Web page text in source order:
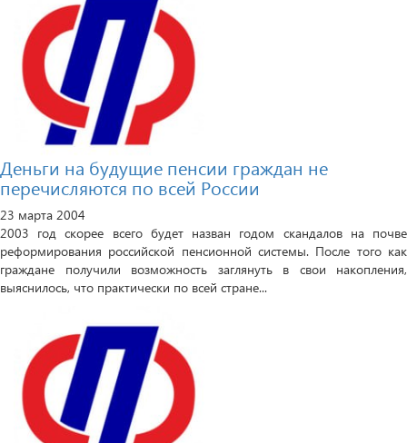
Деньги на будущие пенсии граждан не
перечисляются по всей России
23 марта 2004
2003 год скорее всего будет назван годом скандалов на почве
реформирования российской пенсионной системы. После того как
граждане получили возможность заглянуть в свои накопления,
выяснилось, что практически по всей стране...